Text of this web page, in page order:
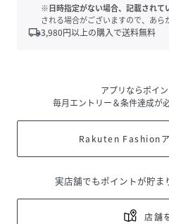
※日時指定がない場合、記載されて
される場合がございますので、あら
local_shipping3,980円以上の購入で送料無料
アプリならポイ
毎月エントリー＆条件達成が必
Rakuten Fashionア
実店舗でもポイントが貯ま
店舗